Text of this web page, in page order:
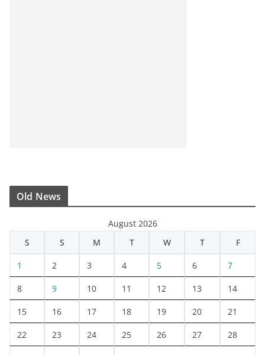
Old News
August 2026
S
S M T W T F
1 2 3 4 5 6 7
8 9 10 11 12 13 14
15 16 17 18 19 20 21
22 23 24 25 26 27 28